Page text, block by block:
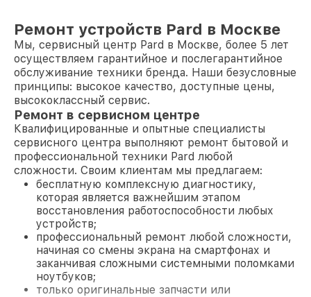
Ремонт устройств Pard в Москве
Мы, сервисный центр Pard в Москве, более 5 лет
осуществляем гарантийное и послегарантийное
обслуживание техники бренда. Наши безусловные
принципы: высокое качество, доступные цены,
высококлассный сервис.
Ремонт в сервисном центре
Квалифицированные и опытные специалисты
сервисного центра выполняют ремонт бытовой и
профессиональной техники Pard любой
сложности. Своим клиентам мы предлагаем:
бесплатную комплексную диагностику,
которая является важнейшим этапом
восстановления работоспособности любых
устройств;
профессиональный ремонт любой сложности,
начиная со смены экрана на смартфонах и
заканчивая сложными системными поломками
ноутбуков;
только оригинальные запчасти или